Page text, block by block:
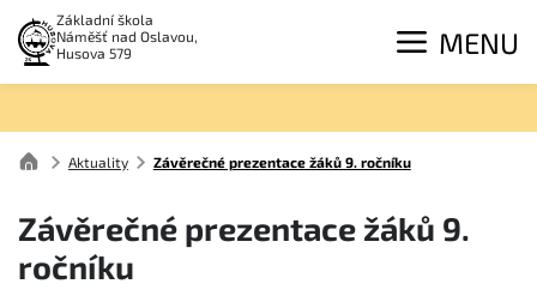
Základní škola
Náměšť nad Oslavou,
Husova 579
MENU
Aktuality Závěrečné prezentace žáků 9. ročníku
Závěrečné prezentace žáků 9.
ročníku